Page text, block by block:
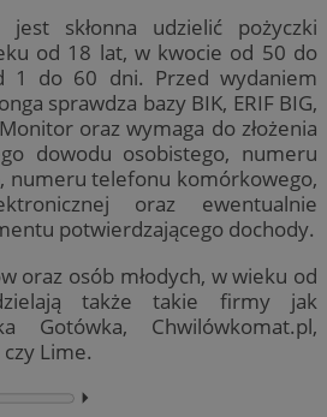
skłonna udzielić pożyczki
od 18 lat, w kwocie od 50 do
1 do 60 dni. Przed wydaniem
sprawdza bazy BIK, ERIF BIG,
oraz wymaga do złożenia
dowodu osobistego, numeru
numeru telefonu komórkowego,
oraz ewentualnie
potwierdzającego dochody.
oraz osób młodych, w wieku od
także takie firmy jak
Gotówka, Chwilówkomat.pl,
Lime.
⏵︎